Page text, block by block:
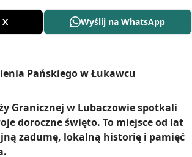
Wyślij na WhatsApp
Granicznej w Lubaczowie spotkali
doroczne święto. To miejsce od lat
zadumę, lokalną historię i pamięć